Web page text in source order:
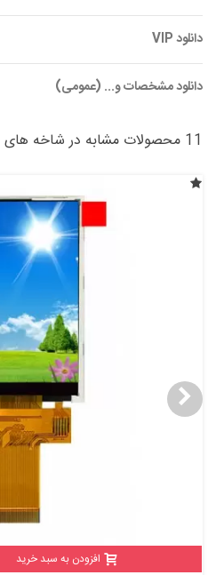
دانلود VIP
دانلود مشخصات و... (عمومی)
11 محصولات مشابه در شاخه های مختلف:
افزودن به سبد خرید